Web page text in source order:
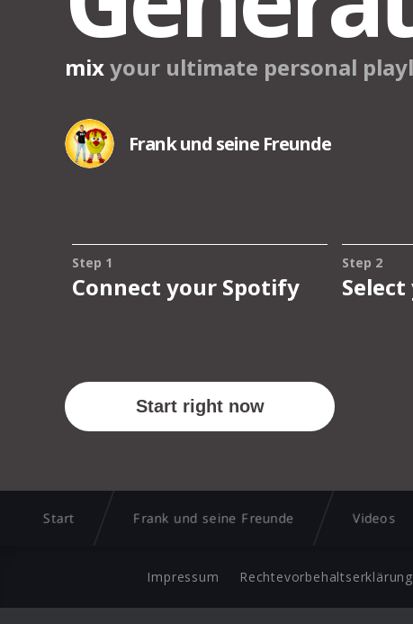
Start Frank und seine Freunde Videos
Impressum Rechtevorbehaltserklärung